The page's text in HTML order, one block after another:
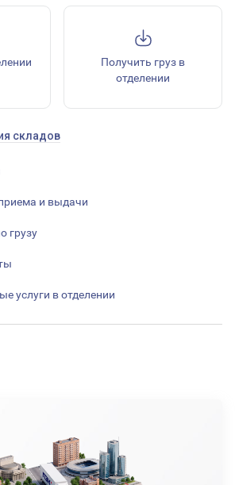
Получить груз в
отделении
складов
и выдачи
грузу
услуги в отделении